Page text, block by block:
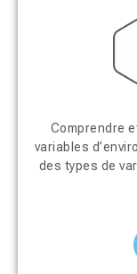
Comprendre
variables
des types de